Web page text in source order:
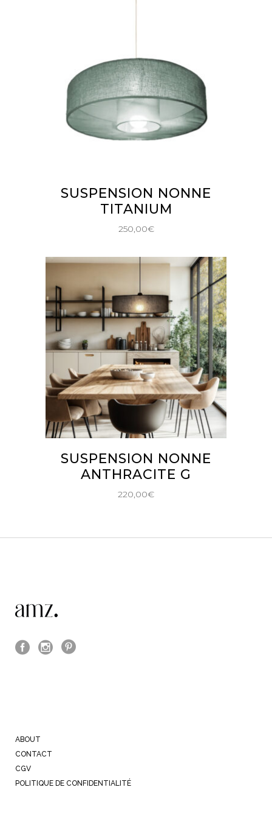
AJOUTER AU PANIER
SUSPENSION NONNE
TITANIUM
250,00€
AJOUTER AU PANIER
SUSPENSION NONNE
ANTHRACITE G
220,00€
ABOUT
CONTACT
CGV
POLITIQUE DE CONFIDENTIALITÉ